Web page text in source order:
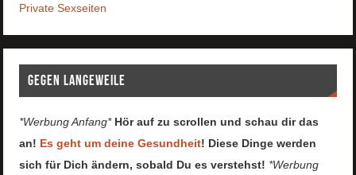
Private Sexseiten
Gegen Langeweile
*Werbung Anfang* Hör auf zu scrollen und schau dir das
an! Es geht um deine Gesundheit! Diese Dinge werden
sich für Dich ändern, sobald Du es verstehst! *Werbung